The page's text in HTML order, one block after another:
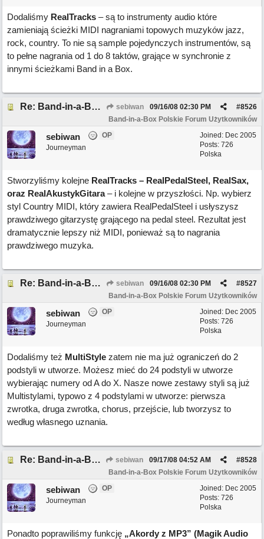
Dodaliśmy RealTracks – są to instrumenty audio które
zamieniają ścieżki MIDI nagraniami topowych muzyków jazz,
rock, country. To nie są sample pojedynczych instrumentów, są
to pełne nagrania od 1 do 8 taktów, grające w synchronie z
innymi ścieżkami Band in a Box.
Re: Band-in-a-Box 2008 ma ponad 50 nowych funkcji! sebiwan #8526
09/16/08 02:30 PM
Band-in-a-Box Polskie Forum Użytkowników
Joined: Dec 2005
Posts: 726
Polska
sebiwan
OP
Journeyman
Stworzyliśmy kolejne RealTracks – RealPedalSteel, RealSax,
oraz RealAkustykGitara– i kolejne w przyszłości. Np. wybierz
styl Country MIDI, który zawiera RealPedalSteel i usłyszysz
prawdziwego gitarzystę grającego na pedal steel. Rezultat jest
dramatycznie lepszy niż MIDI, ponieważ są to nagrania
prawdziwego muzyka.
Re: Band-in-a-Box 2008 ma ponad 50 nowych funkcji! sebiwan #8527
09/16/08 02:30 PM
Band-in-a-Box Polskie Forum Użytkowników
Joined: Dec 2005
Posts: 726
Polska
sebiwan
OP
Journeyman
Dodaliśmy też MultiStyle zatem nie ma już ograniczeń do 2
podstyli w utworze. Możesz mieć do 24 podstyli w utworze
wybierając numery od A do X. Nasze nowe zestawy styli są już
Multistylami, typowo z 4 podstylami w utworze: pierwsza
zwrotka, druga zwrotka, chorus, przejście, lub tworzysz to
według własnego uznania.
Re: Band-in-a-Box 2008 ma ponad 50 nowych funkcji! sebiwan #8528
09/17/08 04:52 AM
Band-in-a-Box Polskie Forum Użytkowników
Joined: Dec 2005
Posts: 726
Polska
sebiwan
OP
Journeyman
Ponadto poprawiliśmy funkcję „Akordy z MP3” (Magik Audio